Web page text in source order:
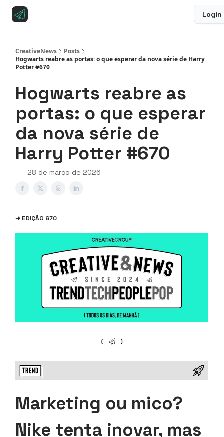
Login
CreativeNews
Posts
Hogwarts reabre as portas: o que esperar da nova série de Harry
Potter #670
Hogwarts reabre as
portas: o que esperar
da nova série de
Harry Potter #670
28 de março de 2026
➜ EDIÇÃO 670
Marketing ou mico?
Nike tenta inovar, mas